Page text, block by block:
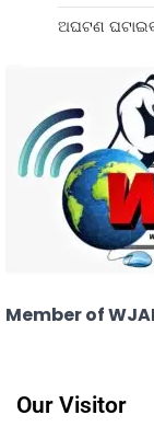
ଅଘଟଣ
Member of WJAI
Our Visitor